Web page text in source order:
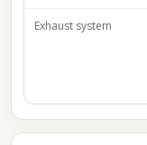
Exhaust system